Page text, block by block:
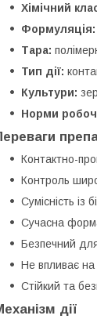
Хімічний
Формуляція:
Тара:
Тип дії:
Культури:
Норми
Контактно-
Контроль
Сумісність із
Сучасна
Безпечний
Не впливає на
Стійкий та
дії